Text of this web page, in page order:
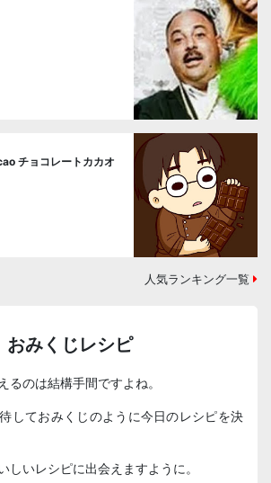
チョコレートカカオ
人気ランキング一覧
おみくじレシピ
るのは結構手間ですよね。
しておみくじのように今日のレシピを決
しいレシピに出会えますように。